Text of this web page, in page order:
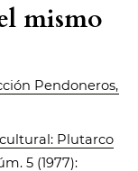
mismo
Pendoneros,
Plutarco
5 (1977):